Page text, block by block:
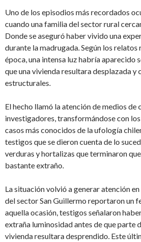
Uno de los episodios más recordados
cuando una familia del sector rural
Donde se aseguró haber vivido una
durante la madrugada. Según los relatos
época, una intensa luz habría aparecido
que una vivienda resultara desplazada y
estructurales.
El hecho llamó la atención de medios de
investigadores, transformándose con los
casos más conocidos de la ufología
testigos que se dieron cuenta de lo
verduras y hortalizas que terminaron
bastante extraño.
La situación volvió a generar atención
del sector San Guillermo reportaron un
aquella ocasión, testigos señalaron
extraña luminosidad antes de que parte
vivienda resultara desprendido. Este